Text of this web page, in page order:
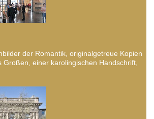
der Romantik, originalgetreue Kopien
Großen, einer karolingischen Handschrift,